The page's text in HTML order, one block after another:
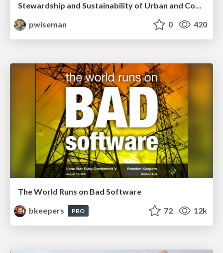
Stewardship and Sustainability of Urban and Community Forests
pwiseman
0 420
The World Runs on Bad Software
bkeepers
PRO 72 12k